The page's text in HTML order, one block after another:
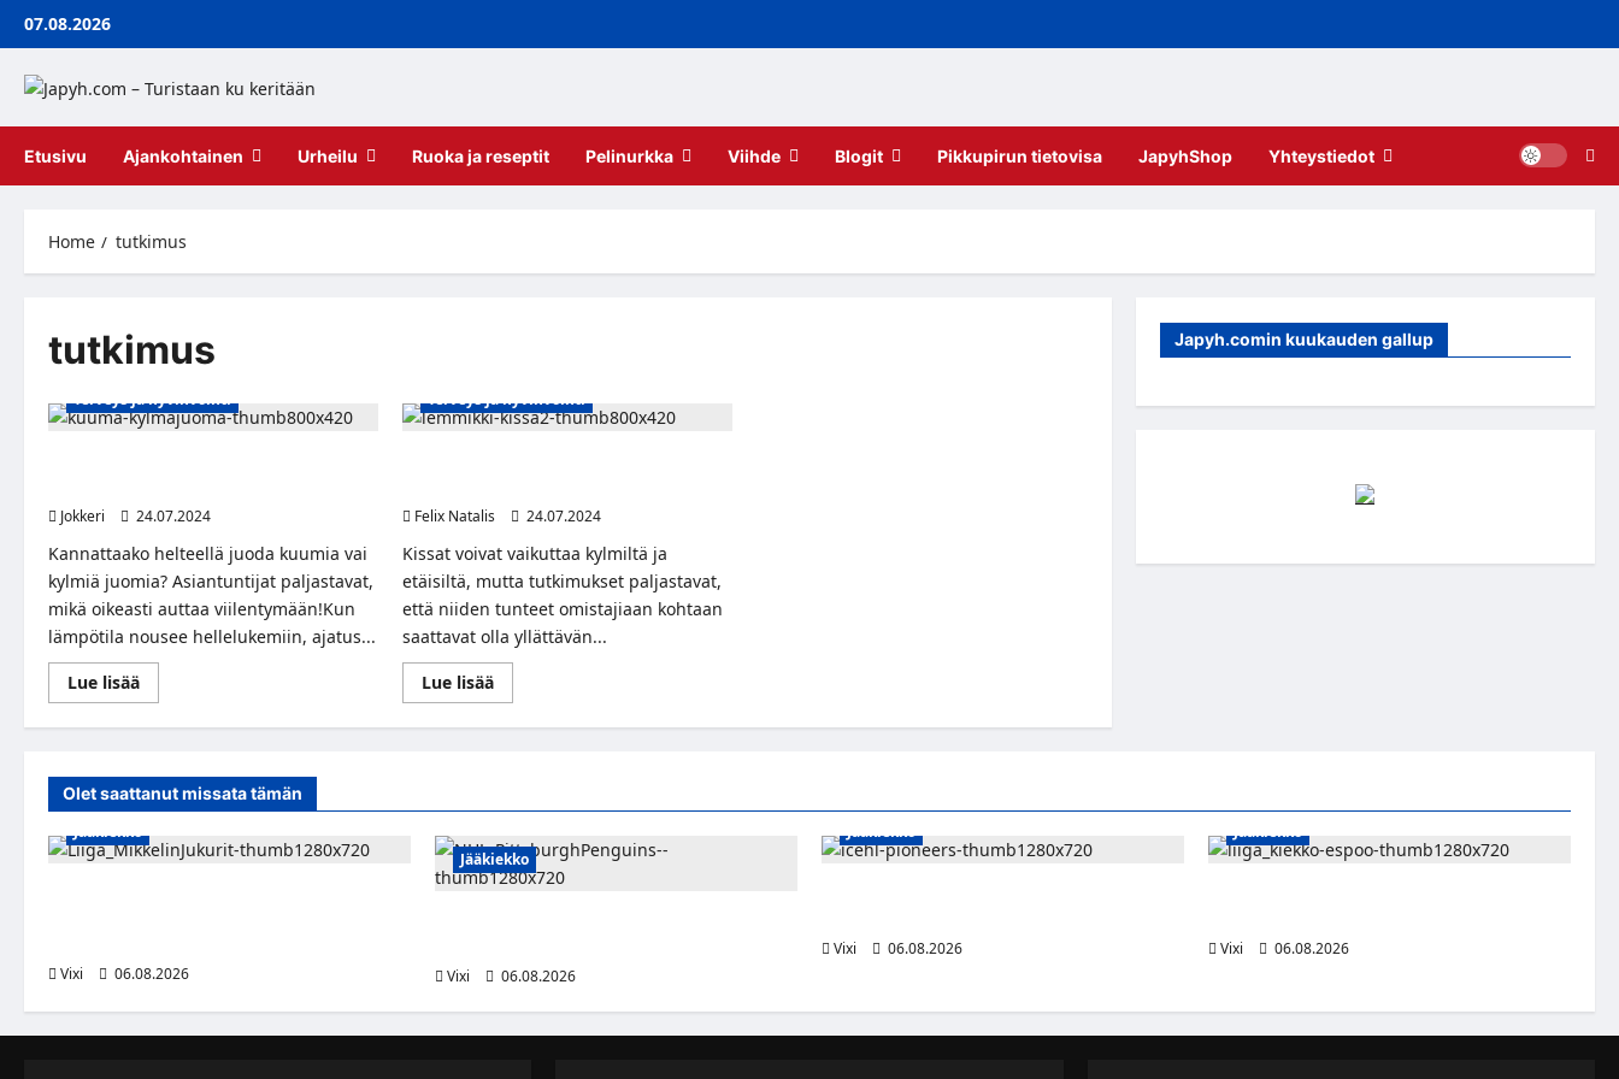
Skip07.08.2026
Etusivu Ajankohtainen Urheilu Ruoka ja reseptit Pelinurkka Viihde Blogit Pikkupirun tietovisa JapyhShop Yhteystiedot
Home tutkimus
tutkimus
Terveys ja hyvinvointi
Jokkeri
24.07.2024
Kannattaako helteellä juoda kuumia vai
kylmiä juomia? Asiantuntijat paljastavat,
mikä oikeasti auttaa viilentymään!Kun
lämpötila nousee hellelukemiin, ajatus...
Lue lisääRead
more
Miten
valita
juomasi?
Asiantuntijat
paljastavat!
Terveys ja hyvinvointi
Felix Natalis
24.07.2024
Kissat voivat vaikuttaa kylmiltä ja
etäisiltä, mutta tutkimukset paljastavat,
että niiden tunteet omistajiaan kohtaan
saattavat olla yllättävän...
Lue lisääRead
more
Rakastavatko
vain
lemmikkejä?
Japyh.comin kuukauden gallup
Olet saattanut missata tämän
Jääkiekko
Vixi
06.08.2026
Jääkiekko
Vixi
06.08.2026
Jääkiekko
Vixi
06.08.2026
Jääkiekko
Vixi
06.08.2026